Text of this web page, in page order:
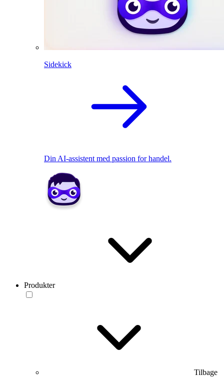
Sidekick
Din AI-assistent med passion for handel.
Produkter
Tilbage